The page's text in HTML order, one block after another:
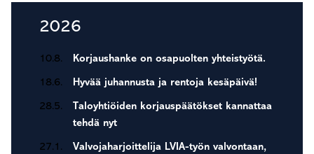
Ensisijainen
sivupalkki
2026
10.8. Korjaushanke on osapuolten yhteistyötä.
18.6. Hyvää juhannusta ja rentoja kesäpäivä!
28.5.
Taloyhtiöiden korjauspäätökset kannattaa
tehdä nyt
27.1.
Valvojaharjoittelija LVIA-työn valvontaan,